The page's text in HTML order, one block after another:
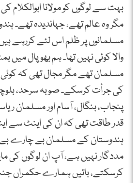
بہت سے لوگوں کو مولانا ابوالکلام
مگر وہ عالم تھے، جہاندیدہ تھے۔
مسلمانوں پر ظلم اس لئے کررہے
مسلمان تھے مگر مجال تھی کہ کوئی
کی جرأت کرسکے۔ صوبہ سرحد،
پنجاب، بنگال، آسام اور مسلمان
قدر طاقت تھی کہ ان کی اینٹ سے
ہندوستان کے مسلمان بے چارے بے
مددگار نہیں ہے، آپ ان لوگوں کی
کرسکتے، باتیں ہمارے حکمراں